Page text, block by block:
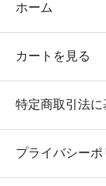
ホーム
カートを見る
特定商取引法
プライバシーポ